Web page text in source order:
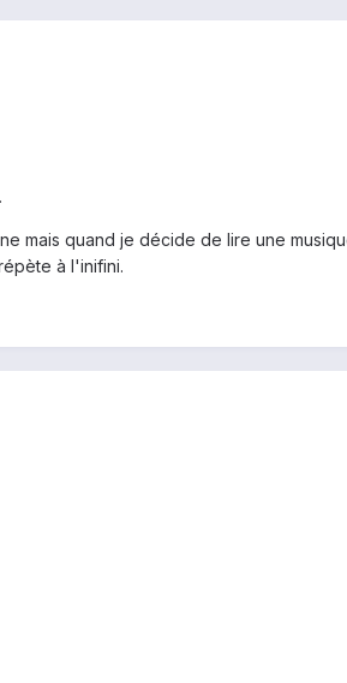
mais quand je décide de lire une
à l'inifini.